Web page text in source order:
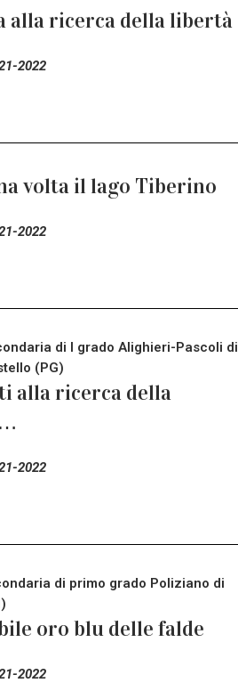
alla ricerca della libertà
2022
volta il lago Tiberino
2022
di I grado Alighieri-Pascoli di
(PG)
alla ricerca della
2022
di primo grado Poliziano di
oro blu delle falde
2022